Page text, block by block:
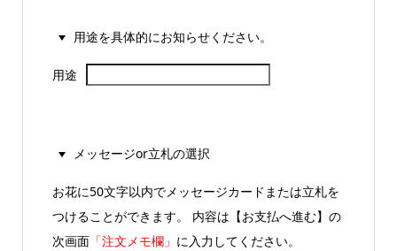
用途を具体的にお知らせください。
用途
メッセージor立札の選択
お花に50文字以内でメッセージカードまたは立札を
つけることができます。 内容は【お支払へ進む】の
次画面「注文メモ欄」 に入力してください。